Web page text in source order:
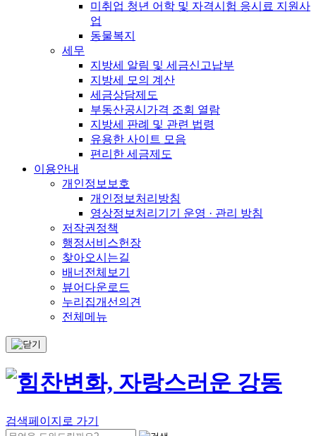
미취업 청년 어학 및 자격시험 응시료 지원사
업
동물복지
세무
지방세 알림 및 세금신고납부
지방세 모의 계산
세금상담제도
부동산공시가격 조회 열람
지방세 판례 및 관련 법령
유용한 사이트 모음
편리한 세금제도
이용안내
개인정보보호
개인정보처리방침
영상정보처리기기 운영 · 관리 방침
저작권정책
행정서비스헌장
찾아오시는길
배너전체보기
뷰어다운로드
누리집개선의견
전체메뉴
검색페이지로 가기